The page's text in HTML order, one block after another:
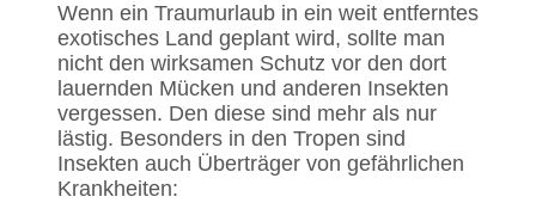
Wenn ein Traumurlaub in ein weit entferntes
exotisches Land geplant wird, sollte man
nicht den wirksamen Schutz vor den dort
lauernden Mücken und anderen Insekten
vergessen. Den diese sind mehr als nur
lästig. Besonders in den Tropen sind
Insekten auch Überträger von gefährlichen
Krankheiten: